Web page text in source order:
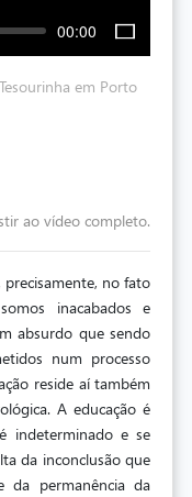
00:00
em Porto
ao vídeo completo.
no fato
inacabados e
absurdo que sendo
num processo
reside aí também
A educação é
indeterminado e se
da inconclusão que
da permanência da